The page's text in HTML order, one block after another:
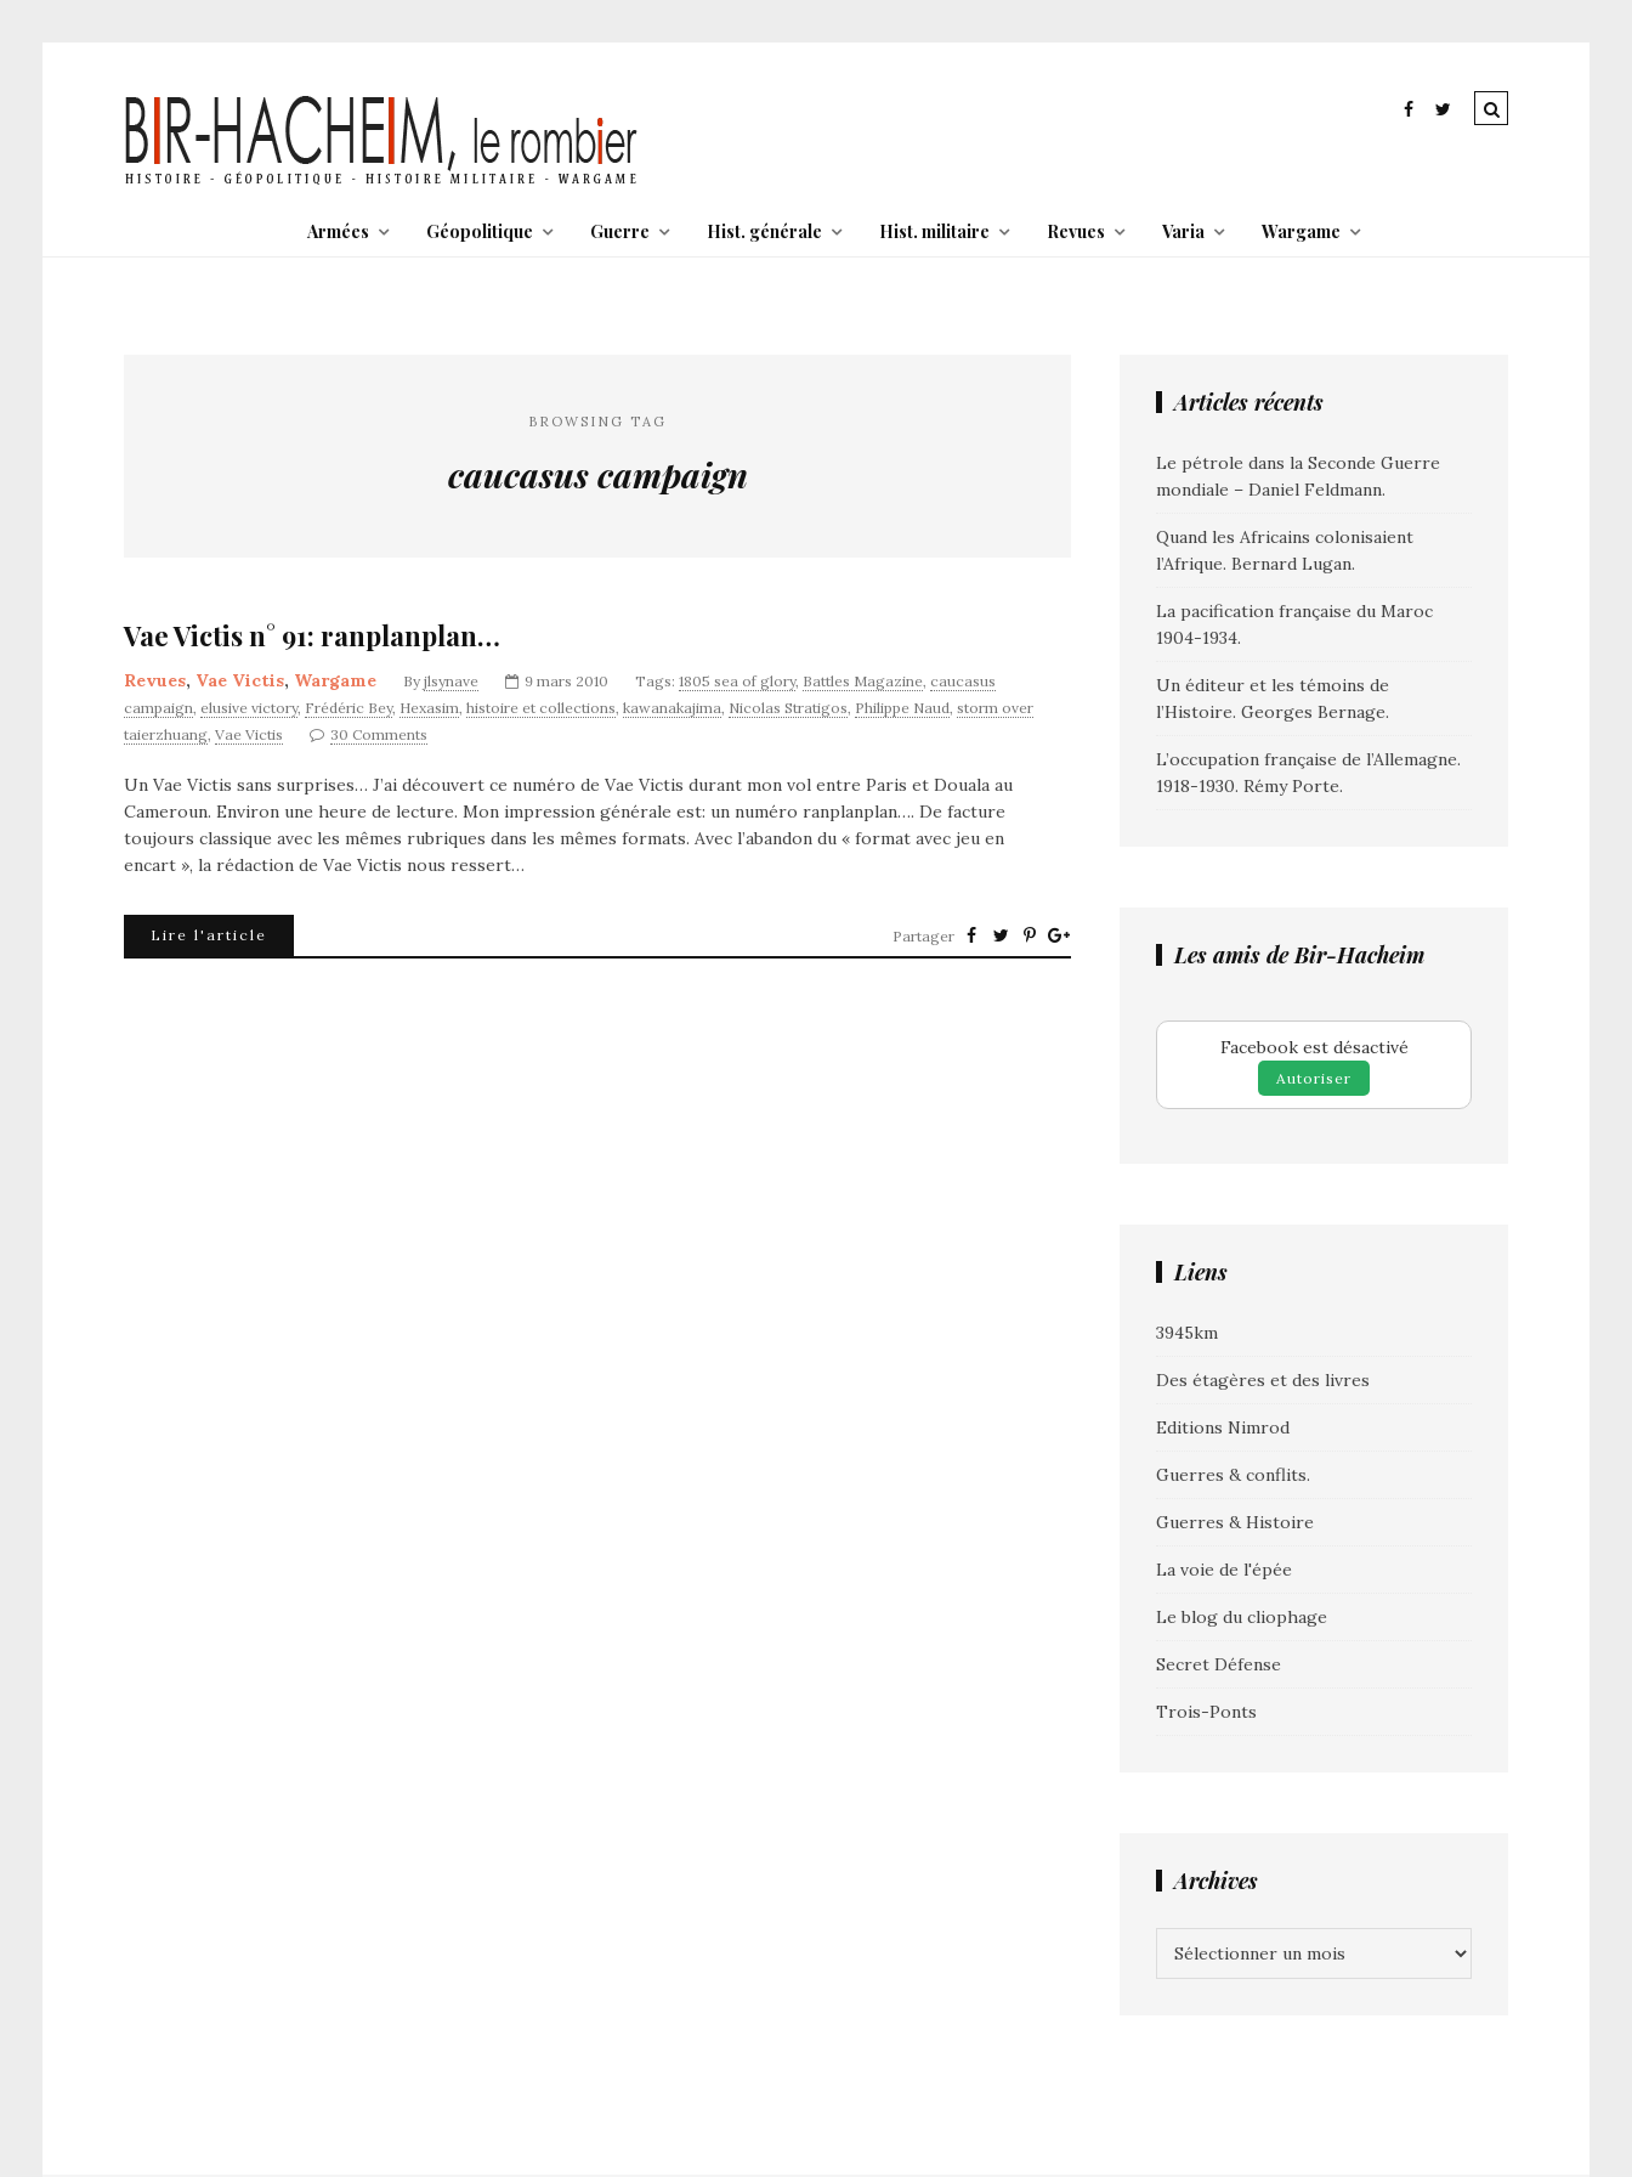
Armées Géopolitique Guerre Hist. générale Hist. militaire Revues Varia Wargame
BROWSING TAG
caucasus campaign
Vae Victis n° 91: ranplanplan…
Revues, Vae Victis, Wargame By jlsynave 9 mars 2010 Tags: 1805 sea of glory, Battles Magazine, caucasus
campaign, elusive victory, Frédéric Bey, Hexasim, histoire et collections, kawanakajima, Nicolas Stratigos, Philippe Naud, storm over
taierzhuang, Vae Victis 30 Comments
Un Vae Victis sans surprises… J’ai découvert ce numéro de Vae Victis durant mon vol entre Paris et Douala au
Cameroun. Environ une heure de lecture. Mon impression générale est: un numéro ranplanplan…. De facture
toujours classique avec les mêmes rubriques dans les mêmes formats. Avec l’abandon du « format avec jeu en
encart », la rédaction de Vae Victis nous ressert…
Lire l'article Partager
Articles récents
Le pétrole dans la Seconde Guerre
mondiale – Daniel Feldmann.
Quand les Africains colonisaient
l’Afrique. Bernard Lugan.
La pacification française du Maroc
1904-1934.
Un éditeur et les témoins de
l’Histoire. Georges Bernage.
L’occupation française de l’Allemagne.
1918-1930. Rémy Porte.
Les amis de Bir-Hacheim
Facebook est désactivé
Autoriser
Liens
3945km
Des étagères et des livres
Editions Nimrod
Guerres & conflits.
Guerres & Histoire
La voie de l'épée
Le blog du cliophage
Secret Défense
Trois-Ponts
Archives